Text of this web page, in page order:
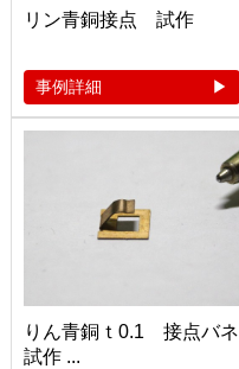
リン青銅接点 試作
事例詳細
りん青銅ｔ0.1 接点バネ
試作 ...